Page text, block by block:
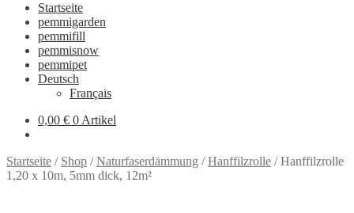
Startseite
pemmigarden
pemmifill
pemmisnow
pemmipet
Deutsch
Français
0,00 € 0 Artikel
Startseite / Shop /Naturfaserdämmung /Hanffilzrolle /Hanffilzrolle
1,20 x 10m, 5mm dick, 12m²